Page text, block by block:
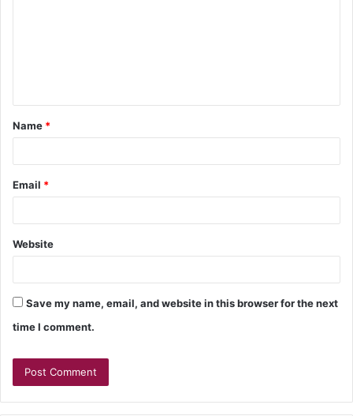
Name *
Email *
Website
Save my name, email, and website in this browser for the next
time I comment.